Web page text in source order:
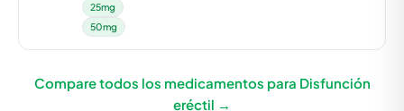
25mg
50mg
Compare todos los medicamentos para Disfunción
eréctil →